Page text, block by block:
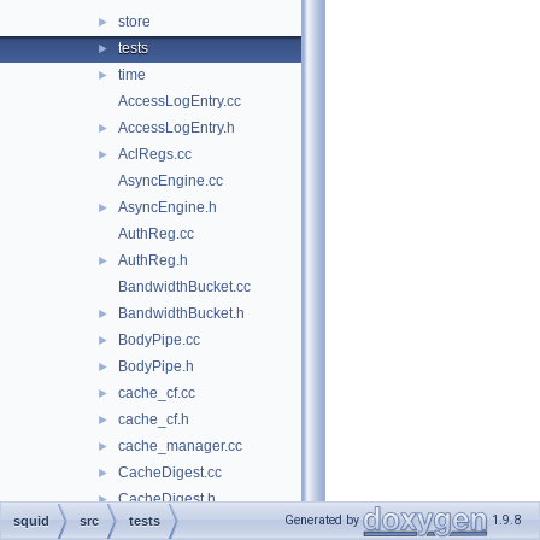
► store
► tests
►
time
AccessLogEntry.cc
► AccessLogEntry.h
►
AclRegs.cc
AsyncEngine.cc
►
AsyncEngine.h
AuthReg.cc
►
AuthReg.h
BandwidthBucket.cc
► BandwidthBucket.h
► BodyPipe.cc
► BodyPipe.h
► cache_cf.cc
► cache_cf.h
► cache_manager.cc
► CacheDigest.cc
► CacheDigest.h
► CacheManager.h
squid src tests Generated by 1.9.8